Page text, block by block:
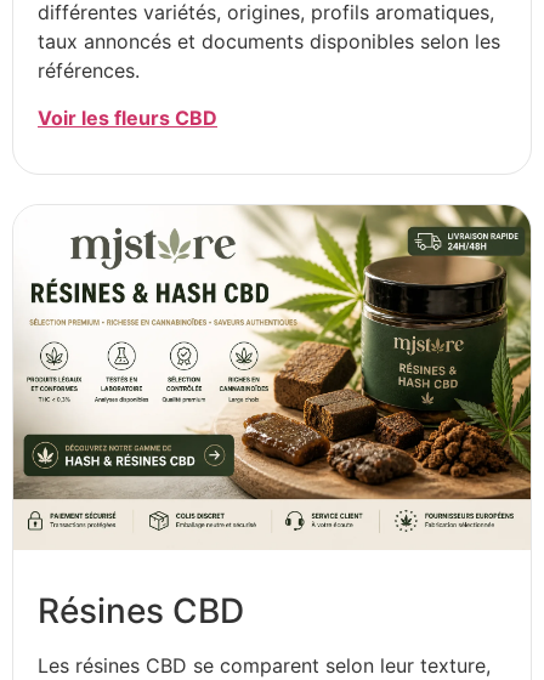
différentes variétés, origines, profils aromatiques,
taux annoncés et documents disponibles selon les
références.
Voir les fleurs CBD
Résines CBD
Les résines CBD se comparent selon leur texture,